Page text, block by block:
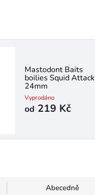
Mastodont Baits
boilies Squid Attack
24mm
Vyprodáno
od 219 Kč
Abecedně